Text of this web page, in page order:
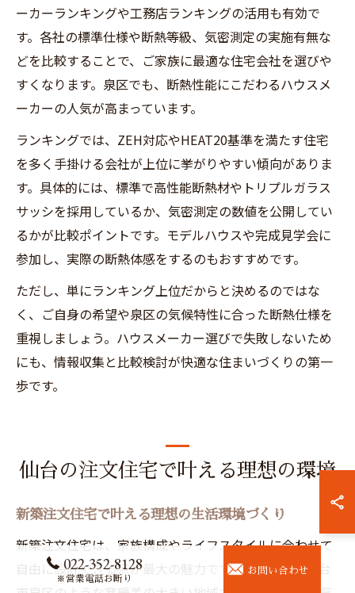
ーカーランキングや工務店ランキングの活用も有効で
す。各社の標準仕様や断熱等級、気密測定の実施有無な
どを比較することで、ご家族に最適な住宅会社を選びや
すくなります。泉区でも、断熱性能にこだわるハウスメ
ーカーの人気が高まっています。
ランキングでは、ZEH対応やHEAT20基準を満たす住宅
を多く手掛ける会社が上位に挙がりやすい傾向がありま
す。具体的には、標準で高性能断熱材やトリプルガラス
サッシを採用しているか、気密測定の数値を公開してい
るかが比較ポイントです。モデルハウスや完成見学会に
参加し、実際の断熱体感をするのもおすすめです。
ただし、単にランキング上位だからと決めるのではな
く、ご自身の希望や泉区の気候特性に合った断熱仕様を
重視しましょう。ハウスメーカー選びで失敗しないため
にも、情報収集と比較検討が快適な住まいづくりの第一
歩です。
仙台の注文住宅で叶える理想の環境
新築注文住宅で叶える理想の生活環境づくり
新築注文住宅は、家族構成やライフスタイルに合わせて
自由に設計できる点が最大の魅力です。特に宮城県仙台
022-352-8128
※営業電話お断り
お問い合わせ